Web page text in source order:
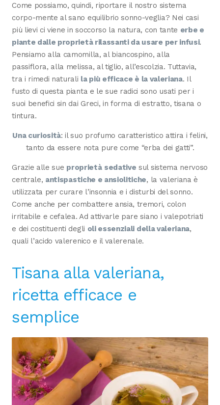
Come possiamo, quindi, riportare il nostro sistema
corpo-mente al sano equilibrio sonno-veglia? Nei casi
più lievi ci viene in soccorso la natura, con tante erbe e
piante dalle proprietà rilassanti da usare per infusi.
Pensiamo alla camomilla, al biancospino, alla
passiflora, alla melissa, al tiglio, all’escolzia. Tuttavia,
tra i rimedi naturali la più efficace è la valeriana. Il
fusto di questa pianta e le sue radici sono usati per i
suoi benefici sin dai Greci, in forma di estratto, tisana o
tintura.
Una curiosità: il suo profumo caratteristico attira i felini,
tanto da essere nota pure come “erba dei gatti”.
Grazie alle sue proprietà sedative sul sistema nervoso
centrale, antispastiche e ansiolitiche, la valeriana è
utilizzata per curare l’insonnia e i disturbi del sonno.
Come anche per combattere ansia, tremori, colon
irritabile e cefalea. Ad attivarle pare siano i valepotriati
e dei costituenti degli oli essenziali della valeriana,
quali l’acido valerenico e il valerenale.
Tisana alla valeriana,
ricetta efficace e
semplice